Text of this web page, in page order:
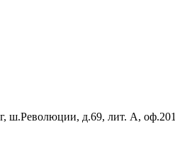
ш.Революции, д.69, лит. А, оф.201